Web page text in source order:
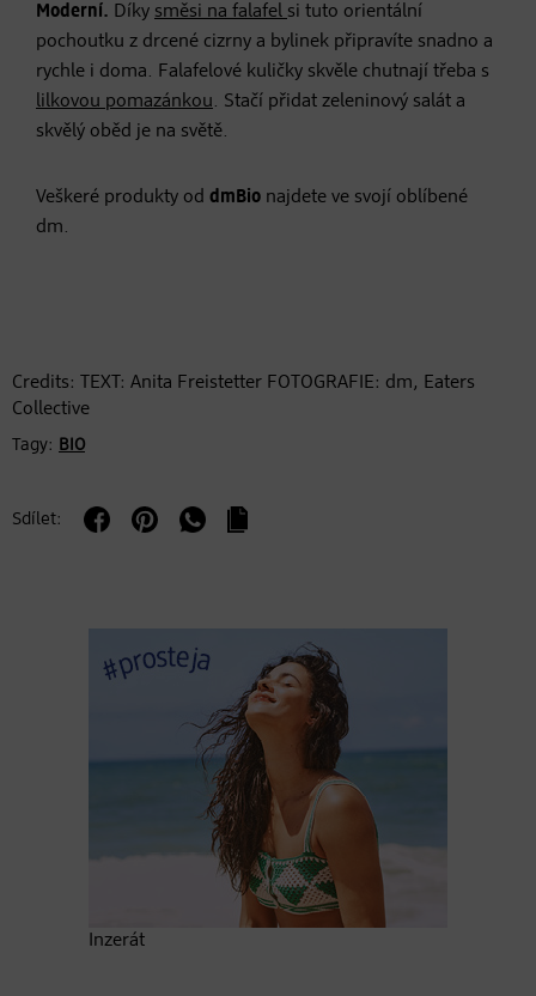
Moderní. Díky směsi na falafel si tuto orientální
pochoutku z drcené cizrny a bylinek připravíte snadno a
rychle i doma. Falafelové kuličky skvěle chutnají třeba s
lilkovou pomazánkou. Stačí přidat zeleninový salát a
skvělý oběd je na světě.
Veškeré produkty od dmBio najdete ve svojí oblíbené
dm.
Credits: TEXT: Anita Freistetter FOTOGRAFIE: dm, Eaters
Collective
Tagy: BIO
Sdílet:
Inzerát